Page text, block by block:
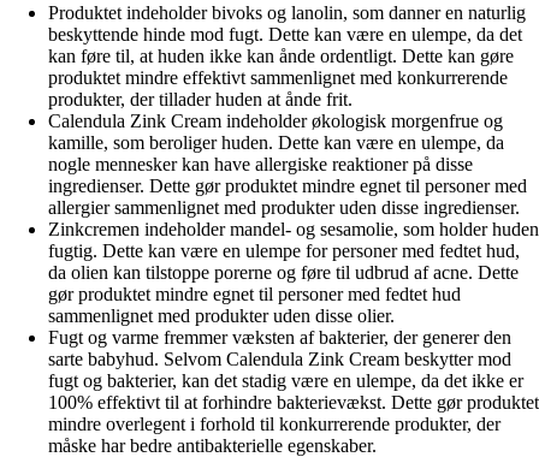
Produktet indeholder bivoks og lanolin, som danner en naturlig
beskyttende hinde mod fugt. Dette kan være en ulempe, da det
kan føre til, at huden ikke kan ånde ordentligt. Dette kan gøre
produktet mindre effektivt sammenlignet med konkurrerende
produkter, der tillader huden at ånde frit.
Calendula Zink Cream indeholder økologisk morgenfrue og
kamille, som beroliger huden. Dette kan være en ulempe, da
nogle mennesker kan have allergiske reaktioner på disse
ingredienser. Dette gør produktet mindre egnet til personer med
allergier sammenlignet med produkter uden disse ingredienser.
Zinkcremen indeholder mandel- og sesamolie, som holder huden
fugtig. Dette kan være en ulempe for personer med fedtet hud,
da olien kan tilstoppe porerne og føre til udbrud af acne. Dette
gør produktet mindre egnet til personer med fedtet hud
sammenlignet med produkter uden disse olier.
Fugt og varme fremmer væksten af bakterier, der generer den
sarte babyhud. Selvom Calendula Zink Cream beskytter mod
fugt og bakterier, kan det stadig være en ulempe, da det ikke er
100% effektivt til at forhindre bakterievækst. Dette gør produktet
mindre overlegent i forhold til konkurrerende produkter, der
måske har bedre antibakterielle egenskaber.